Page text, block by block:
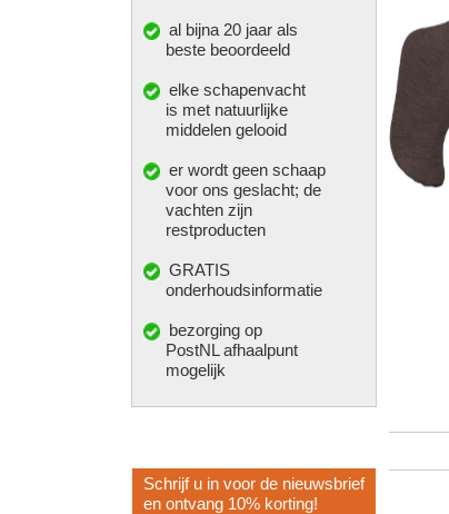
al bijna 20 jaar als
beste beoordeeld
elke schapenvacht
is met natuurlijke
middelen gelooid
er wordt geen schaap
voor ons geslacht; de
vachten zijn
restproducten
GRATIS
onderhoudsinformatie
bezorging op
PostNL afhaalpunt
mogelijk
Schrijf u in voor de nieuwsbrief
en ontvang 10% korting!